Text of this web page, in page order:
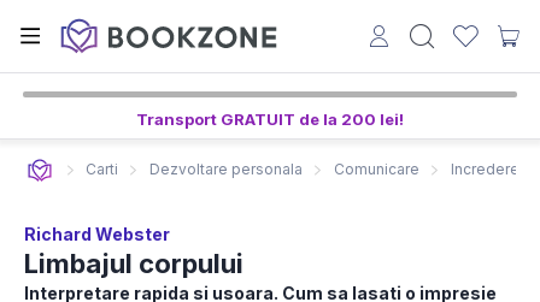
Transport GRATUIT de la 200 lei!
Carti Dezvoltare personala Comunicare Increderea
Richard Webster
Limbajul corpului
Interpretare rapida si usoara. Cum sa lasati o impresie